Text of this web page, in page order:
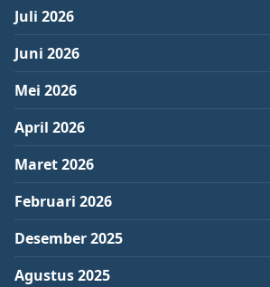
Juli 2026
Juni 2026
Mei 2026
April 2026
Maret 2026
Februari 2026
Desember 2025
Agustus 2025